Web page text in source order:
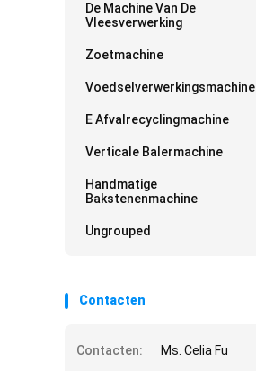
De Machine Van De
Vleesverwerking
Zoetmachine
Voedselverwerkingsmachine
E Afvalrecyclingmachine
Verticale Balermachine
Handmatige
Bakstenenmachine
Ungrouped
Contacten
Contacten:
Ms. Celia Fu